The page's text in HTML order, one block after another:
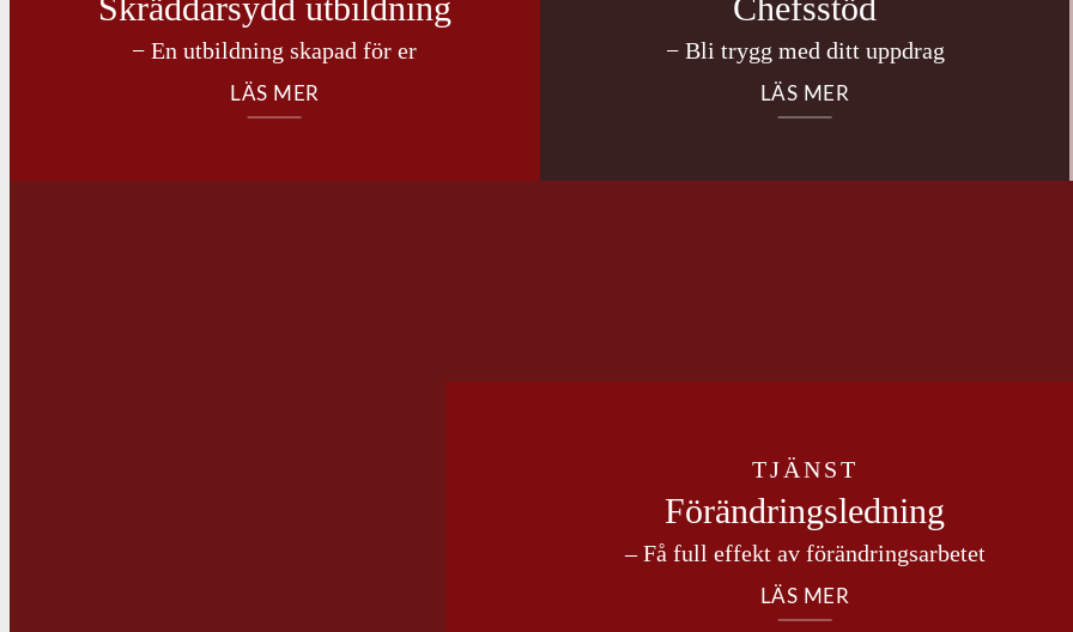
Skräddarsydd utbildning
− En utbildning skapad för er
LÄS MER
Chefsstöd
− Bli trygg med ditt uppdrag
LÄS MER
TJÄNST
Förändrings­ledning
– Få full effekt av förändringsarbetet
LÄS MER